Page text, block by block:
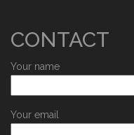
CONTACT
Your name
Your email